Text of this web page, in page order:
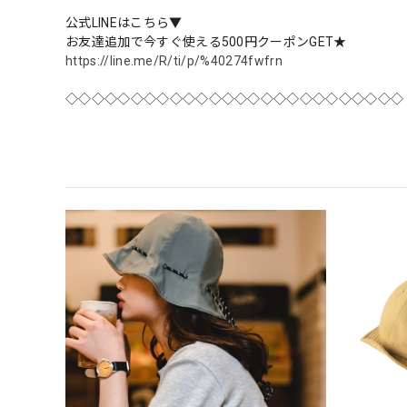
公式LINEはこちら▼
お友達追加で今すぐ使える500円クーポンGET★
https://line.me/R/ti/p/%40274fwfrn
◇◇◇◇◇◇◇◇◇◇◇◇◇◇◇◇◇◇◇◇◇◇◇◇◇◇